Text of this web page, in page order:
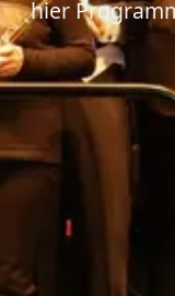
hier